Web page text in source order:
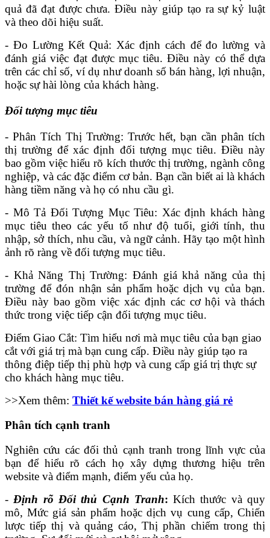
quả đã đạt được chưa. Điều này giúp tạo ra sự kỷ luật
và theo dõi hiệu suất.
- Đo Lường Kết Quả: Xác định cách để đo lường và
đánh giá việc đạt được mục tiêu. Điều này có thể dựa
trên các chỉ số, ví dụ như doanh số bán hàng, lợi nhuận,
hoặc sự hài lòng của khách hàng.
Đối tượng mục tiêu
- Phân Tích Thị Trường: Trước hết, bạn cần phân tích
thị trường để xác định đối tượng mục tiêu. Điều này
bao gồm việc hiểu rõ kích thước thị trường, ngành công
nghiệp, và các đặc điểm cơ bản. Bạn cần biết ai là khách
hàng tiềm năng và họ có nhu cầu gì.
- Mô Tả Đối Tượng Mục Tiêu: Xác định khách hàng
mục tiêu theo các yếu tố như độ tuổi, giới tính, thu
nhập, sở thích, nhu cầu, và ngữ cảnh. Hãy tạo một hình
ảnh rõ ràng về đối tượng mục tiêu.
- Khả Năng Thị Trường: Đánh giá khả năng của thị
trường để đón nhận sản phẩm hoặc dịch vụ của bạn.
Điều này bao gồm việc xác định các cơ hội và thách
thức trong việc tiếp cận đối tượng mục tiêu.
Điểm Giao Cắt: Tìm hiểu nơi mà mục tiêu của bạn giao
cắt với giá trị mà bạn cung cấp. Điều này giúp tạo ra
thông điệp tiếp thị phù hợp và cung cấp giá trị thực sự
cho khách hàng mục tiêu.
>>Xem thêm: Thiết kế website bán hàng giá rẻ
Phân tích cạnh tranh
Nghiên cứu các đối thủ cạnh tranh trong lĩnh vực của
bạn để hiểu rõ cách họ xây dựng thương hiệu trên
website và điểm mạnh, điểm yếu của họ.
- Định rõ Đối thủ Cạnh Tranh:Kích thước và quy
mô, Mức giá sản phẩm hoặc dịch vụ cung cấp, Chiến
lược tiếp thị và quảng cáo, Thị phần chiếm trong thị